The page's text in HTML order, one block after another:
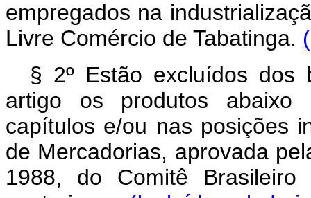
empregados na
Livre Comércio de Tabatinga.
§ 2º Estão excluídos dos
artigo os produtos abaixo
capítulos e/ou nas posições
de Mercadorias, aprovada
1988, do Comitê Brasileiro